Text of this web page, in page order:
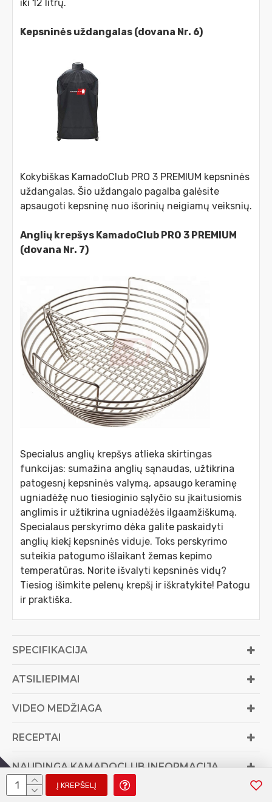
Į KREPŠELĮ
iki 12 litrų.
Kepsninės uždangalas (dovana Nr. 6)
Kokybiškas KamadoClub PRO 3 PREMIUM kepsninės
uždangalas. Šio uždangalo pagalba galėsite
apsaugoti kepsninę nuo išorinių neigiamų veiksnių.
Anglių krepšys KamadoClub PRO 3 PREMIUM
(dovana Nr. 7)
Specialus anglių krepšys atlieka skirtingas
funkcijas: sumažina anglių sąnaudas, užtikrina
patogesnį kepsninės valymą, apsaugo keraminę
ugniadėžę nuo tiesioginio sąlyčio su įkaitusiomis
anglimis ir užtikrina ugniadėžės ilgaamžiškumą.
Specialaus perskyrimo dėka galite paskaidyti
anglių kiekį kepsninės viduje. Toks perskyrimo
suteikia patogumo išlaikant žemas kepimo
temperatūras. Norite išvalyti kepsninės vidų?
Tiesiog išimkite pelenų krepšį ir iškratykite! Patogu
ir praktiška.
SPECIFIKACIJA
ATSILIEPIMAI
VIDEO MEDŽIAGA
RECEPTAI
NAUDINGA KAMADOCLUB INFORMACIJA